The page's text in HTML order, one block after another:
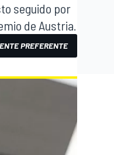
seguido por
de Austria.
PREFERENTE